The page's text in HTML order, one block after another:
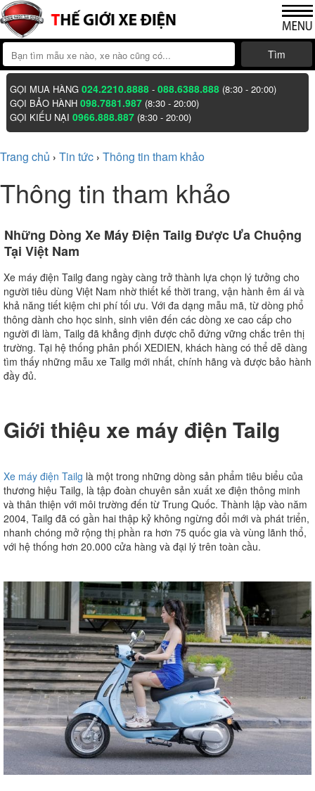
Tìm
GỌI MUA HÀNG024.2210.8888 -088.6388.888 (8:30 - 20:00)
GỌI BẢO HÀNH098.7881.987 (8:30 - 20:00)
GỌI KIẾU NẠI0966.888.887 (8:30 - 20:00)
Trang chủ › Tin tức › Thông tin tham khảo
Thông tin tham khảo
Những Dòng Xe Máy Điện Tailg Được Ưa Chuộng
Tại Việt Nam
Xe máy điện Tailg đang ngày càng trở thành lựa chọn lý tưởng cho
người tiêu dùng Việt Nam nhờ thiết kế thời trang, vận hành êm ái và
khả năng tiết kiệm chi phí tối ưu. Với đa dạng mẫu mã, từ dòng phổ
thông dành cho học sinh, sinh viên đến các dòng xe cao cấp cho
người đi làm, Tailg đã khẳng định được chỗ đứng vững chắc trên thị
trường. Tại hệ thống phân phối XEDIEN, khách hàng có thể dễ dàng
tìm thấy những mẫu xe Tailg mới nhất, chính hãng và được bảo hành
đầy đủ.
Giới thiệu xe máy điện Tailg
Xe máy điện Tailg là một trong những dòng sản phẩm tiêu biểu của
thương hiệu Tailg, là tập đoàn chuyên sản xuất xe điện thông minh
và thân thiện với môi trường đến từ Trung Quốc. Thành lập vào năm
2004, Tailg đã có gần hai thập kỷ không ngừng đổi mới và phát triển,
nhanh chóng mở rộng thị phần ra hơn 75 quốc gia và vùng lãnh thổ,
với hệ thống hơn 20.000 cửa hàng và đại lý trên toàn cầu.